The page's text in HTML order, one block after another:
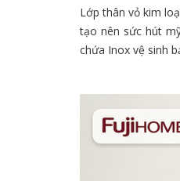
Lớp thân vỏ kim
tạo nên sức hút
chứa Inox vệ sinh